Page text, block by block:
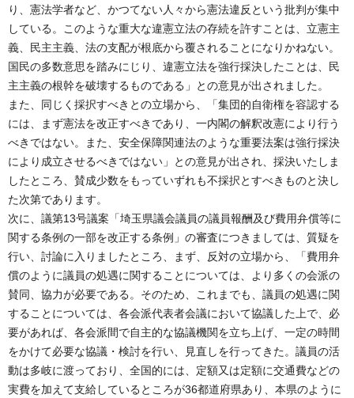
り、憲法学者など、かつてない人々から憲法違反という批判が集中
している。このような重大な違憲立法の存続を許すことは、立憲主
義、民主主義、法の支配が根底から覆されることになりかねない。
国民の多数意思を踏みにじり、違憲立法を強行採決したことは、民
主主義の根幹を破壊するものである」との意見が出されました。
また、同じく採択すべきとの立場から、「集団的自衛権を容認する
には、まず憲法を改正すべきであり、一内閣の解釈改憲により行う
べきではない。また、安全保障関連法のような重要法案は強行採決
により成立させるべきではない」との意見が出され、採決いたしま
したところ、賛成少数をもっていずれも不採択とすべきものと決し
た次第であります。
次に、議第13号議案「埼玉県議会議員の議員報酬及び費用弁償等に
関する条例の一部を改正する条例」の審査につきましては、質疑を
行い、討論に入りましたところ、まず、反対の立場から、「費用弁
償のように議員の処遇に関することについては、より多くの会派の
賛同、協力が必要である。そのため、これまでも、議員の処遇に関
することについては、各会派代表者会議において協議した上で、必
要があれば、各会派間で自主的な協議機関を立ち上げ、一定の時間
をかけて必要な協議・検討を行い、見直しを行ってきた。議員の活
動は多岐に渡っており、全国的には、定額又は定額に交通費などの
実費を加えて支給しているところが36都道府県あり、本県のように